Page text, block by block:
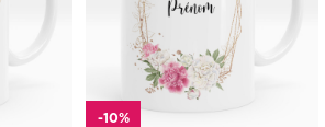
-10%